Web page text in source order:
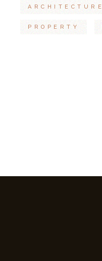
ARCHITECTURE
PROPERTY